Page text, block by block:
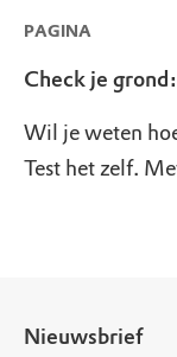
PAGINA
Check je
Wil je weten
Test het zelf.
Nieuwsbrief